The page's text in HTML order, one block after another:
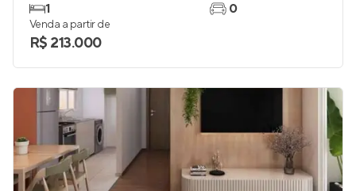
1
0
Venda a partir de
R$ 213.000